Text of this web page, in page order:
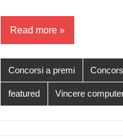
Read more
Concorsi a premi
featured Vincere